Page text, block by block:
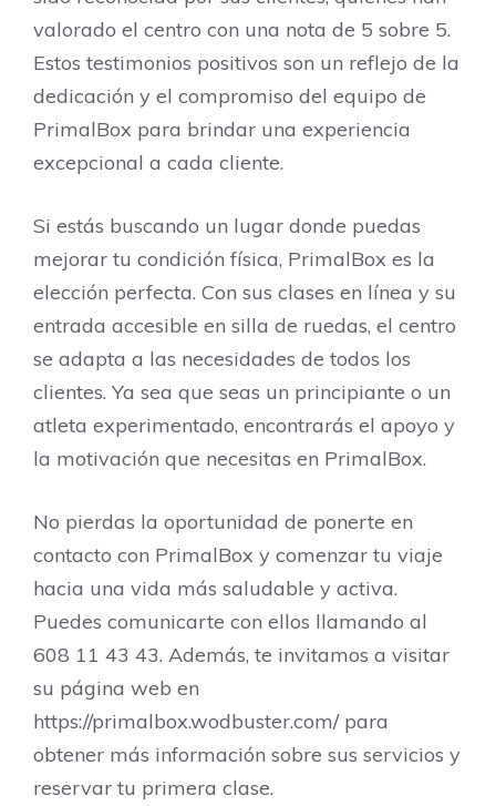
valorado el centro con una nota de 5 sobre 5.
Estos testimonios positivos son un reflejo de la
dedicación y el compromiso del equipo de
PrimalBox para brindar una experiencia
excepcional a cada cliente.
Si estás buscando un lugar donde puedas
mejorar tu condición física, PrimalBox es la
elección perfecta. Con sus clases en línea y su
entrada accesible en silla de ruedas, el centro
se adapta a las necesidades de todos los
clientes. Ya sea que seas un principiante o un
atleta experimentado, encontrarás el apoyo y
la motivación que necesitas en PrimalBox.
No pierdas la oportunidad de ponerte en
contacto con PrimalBox y comenzar tu viaje
hacia una vida más saludable y activa.
Puedes comunicarte con ellos llamando al
608 11 43 43. Además, te invitamos a visitar
su página web en
https://primalbox.wodbuster.com/ para
obtener más información sobre sus servicios y
reservar tu primera clase.